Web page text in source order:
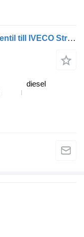
WABCO 4802040020 huvudbromsventil till IVECO Stralis, Trakker (2002-) lastbil
diesel